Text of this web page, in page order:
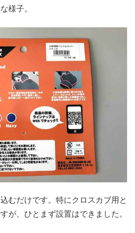
様子。
むだけです。特にクロスカブ用と
が、ひとまず設置はできました。